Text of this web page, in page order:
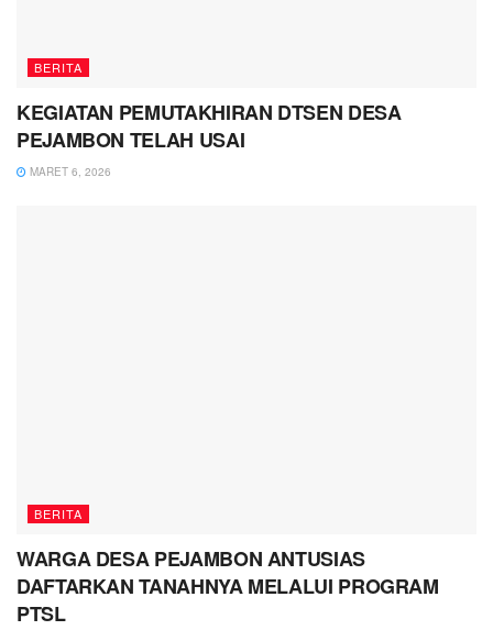
BERITA
KEGIATAN PEMUTAKHIRAN DTSEN DESA
PEJAMBON TELAH USAI
MARET 6, 2026
BERITA
WARGA DESA PEJAMBON ANTUSIAS
DAFTARKAN TANAHNYA MELALUI PROGRAM
PTSL